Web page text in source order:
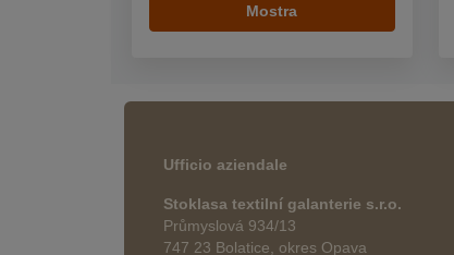
Mostra
Ufficio aziendale
Stoklasa textilní galanterie s.r.o.
Průmyslová 934/13
747 23 Bolatice, okres Opava